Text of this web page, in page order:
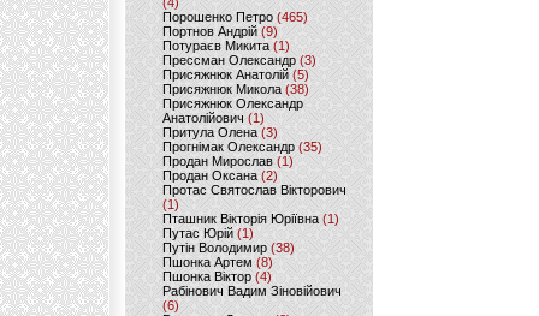
Порошенко Петро (465)
Портнов Андрій (9)
Потураєв Микита(1)
Прессман Олександр(3)
Присяжнюк Анатолій (5)
Присяжнюк Микола (38)
Присяжнюк Олександр
Анатолійович (1)
Притула Олена (3)
Прогнімак Олександр(35)
Продан Мирослав(1)
Продан Оксана (2)
Протас Святослав Вікторович
(1)
Пташник Вікторія Юріївна (1)
Путас Юрій (1)
Путін Володимир(38)
Пшонка Артем (8)
Пшонка Віктор(4)
Рабінович Вадим Зіновійович
(6)